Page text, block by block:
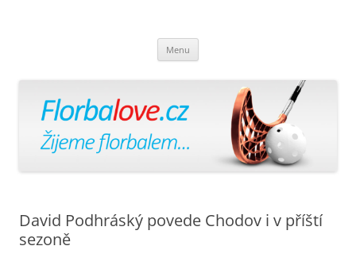
Menu
webu
David Podhráský povede Chodov i v příští
sezoně